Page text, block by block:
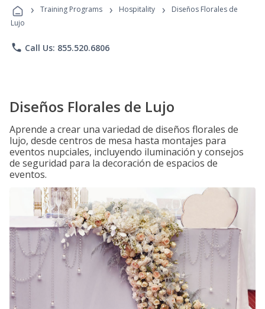
Programs
› Training Programs › Hospitality ›
Diseños Florales de
Lujo
phone Call Us: 855.520.6806
Diseños Florales de Lujo
Aprende a crear una variedad de diseños florales de
lujo, desde centros de mesa hasta montajes para
eventos nupciales, incluyendo iluminación y consejos
de seguridad para la decoración de espacios de
eventos.